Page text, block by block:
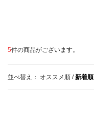
5件の商品がございます。
並べ替え： オススメ順 /新着順